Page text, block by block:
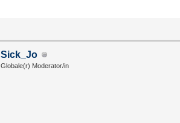
Sick_Jo
Globale(r) Moderator/in